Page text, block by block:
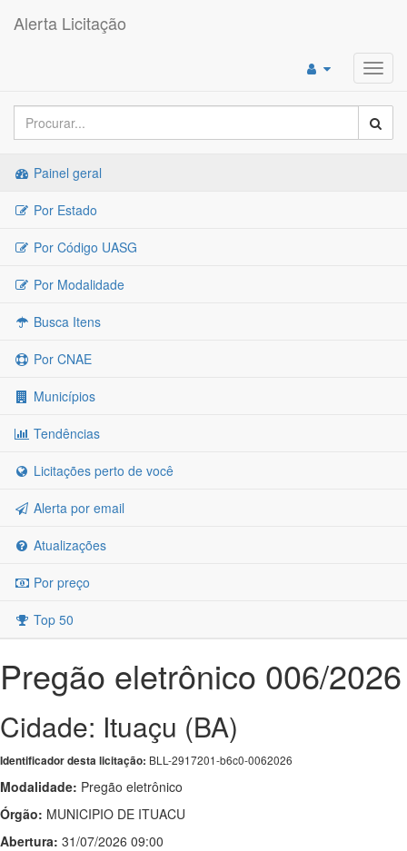
Alerta Licitação
Painel geral
Por Estado
Por Código UASG
Por Modalidade
Busca Itens
Por CNAE
Municípios
Tendências
Licitações perto de você
Alerta por email
Atualizações
Por preço
Top 50
Pregão eletrônico 006/2026
Cidade: Ituaçu (BA)
Identificador desta licitação: BLL-2917201-b6c0-0062026
Modalidade: Pregão eletrônico
Órgão: MUNICIPIO DE ITUACU
Abertura: 31/07/2026 09:00